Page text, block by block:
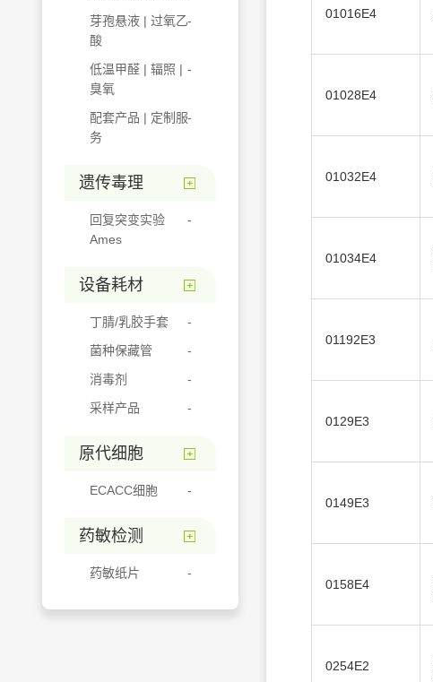
芽孢悬液 | 过氧乙
酸
低温甲醛 | 辐照 |
臭氧
配套产品 | 定制服
务
遗传毒理
回复突变实验
Ames
设备耗材
丁腈/乳胶手套
菌种保藏管
消毒剂
采样产品
原代细胞
ECACC细胞
药敏检测
药敏纸片
01016E4
01028E4
01032E4
01034E4
01192E3
0129E3
0149E3
0158E4
0254E2